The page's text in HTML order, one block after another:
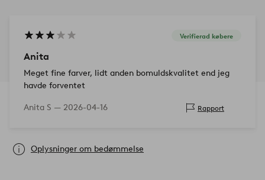
Verifierad købere
Anita
Meget fine farver, lidt anden bomuldskvalitet end jeg
havde forventet
Anita S — 2026-04-16 Rapport
Oplysninger om bedømmelse